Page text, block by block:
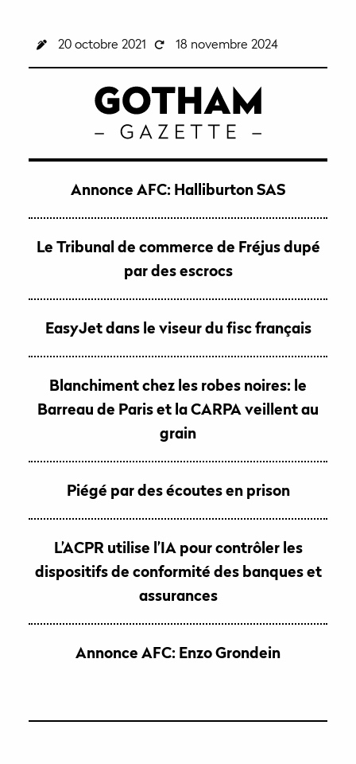
20 octobre 2021 18 novembre 2024
Annonce AFC: Halliburton SAS
Le Tribunal de commerce de Fréjus dupé
par des escrocs
EasyJet dans le viseur du fisc français
Blanchiment chez les robes noires: le
Barreau de Paris et la CARPA veillent au
grain
Piégé par des écoutes en prison
L’ACPR utilise l’IA pour contrôler les
dispositifs de conformité des banques et
assurances
Annonce AFC: Enzo Grondein